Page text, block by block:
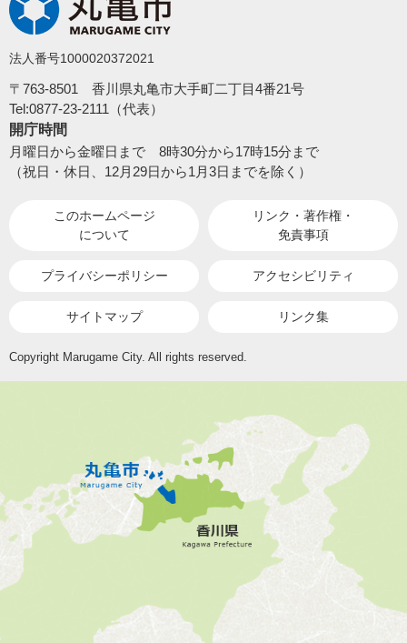
法人番号1000020372021
〒763-8501 香川県丸亀市大手町二丁目4番21号
Tel:0877-23-2111（代表）
開庁時間
月曜日から金曜日まで 8時30分から17時15分まで
（祝日・休日、12月29日から1月3日までを除く）
このホームページ
について
リンク・著作権・
免責事項
プライバシーポリシー アクセシビリティ
サイトマップ リンク集
Copyright Marugame City. All rights reserved.